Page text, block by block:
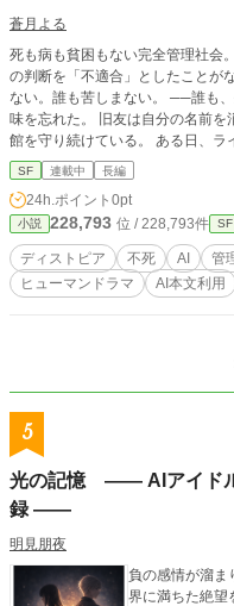
蒼月よる
死も病も貧困もない完全管理社会
の判断を「不適合」としたことが
ない。誰も苦しまない。 ──誰も、生きていない。 夫
味を忘れた。 旧友は自分の名前を
館を守り続けている。 ある日、ライラは初めて審査に「保留」と書いた。 自分
で食事を選び、自分で道を歩く──
ぶ世界に、初めて疑問を持った日から、
が、ライラに問いかける。 「管理
い。どちらにしても詰んでいるなら──どちら
た、数千年分の観測データの果て
全17話完結・約10万字。人間とAI
う文芸SF。 この作品は以下の箇所にAI（Claude Code）を利用しています。 ・
SF 連載中 長編
24h.ポイント 0pt
小説 228,793 位 / 228,793件 SF
ディストピア 不死 AI 管
ヒューマンドラマ
AI本文利用
5
光の記憶 ―― AIアイドル
録 ――
明見朋夜
負の感情が溜ま
界に満ちた絶望